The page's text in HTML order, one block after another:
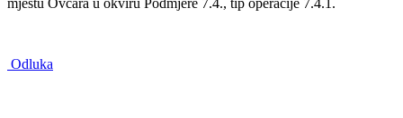
Odluka